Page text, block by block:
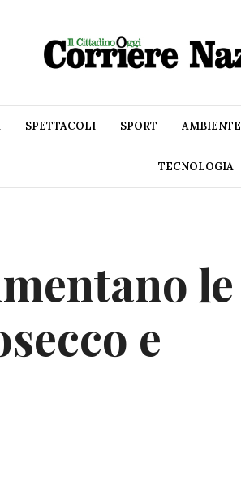
SPETTACOLI SPORT AMBIENTE
TECNOLOGIA
le
e